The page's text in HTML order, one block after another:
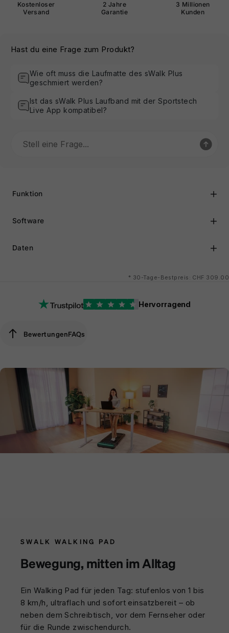
Kostenloser
Versand
2 Jahre
Garantie
3 Millionen
Kunden
Hast du eine Frage zum Produkt?
Wie oft muss die Laufmatte des sWalk Plus
geschmiert werden?
Ist das sWalk Plus Laufband mit der Sportstech
Live App kompatibel?
Funktion
Software
Daten
* 30-Tage-Bestpreis: CHF 309.00
Hervorragend
BewertungenFAQs
SWALK WALKING PAD
Bewegung, mitten im Alltag
Ein Walking Pad für jeden Tag: stufenlos von 1 bis
8 km/h, ultraflach und sofort einsatzbereit – ob
neben dem Schreibtisch, vor dem Fernseher oder
für die Runde zwischendurch.